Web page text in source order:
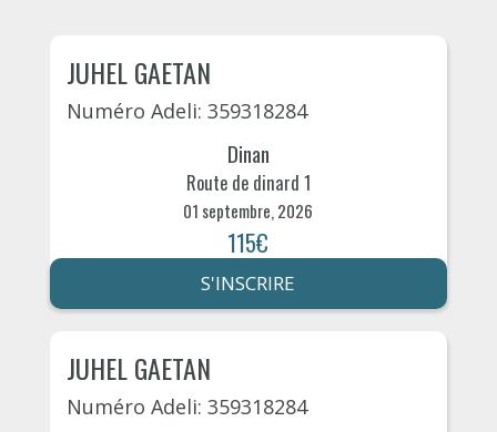
JUHEL GAETAN
Numéro Adeli: 359318284
Dinan
Route de dinard 1
01 septembre, 2026
115€
S'INSCRIRE
JUHEL GAETAN
Numéro Adeli: 359318284